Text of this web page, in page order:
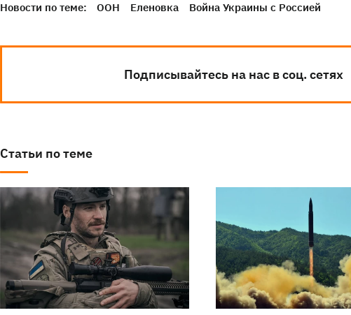
Новости по теме: ООН Еленовка Война Украины с Россией
Подписывайтесь на нас в соц. сетях
Статьи по теме